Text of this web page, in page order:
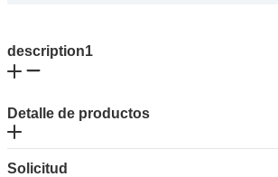
description1
Detalle de productos
Solicitud